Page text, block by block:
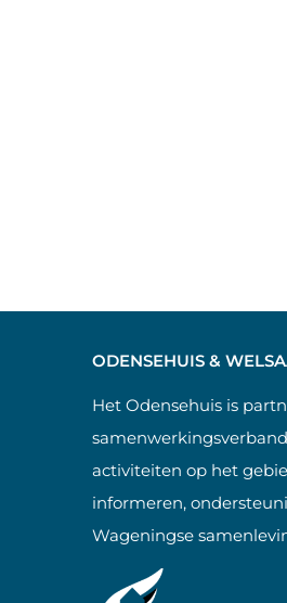
ODENSEHUIS &
Het Odensehuis is
activiteiten op het
informeren,
Wageningse